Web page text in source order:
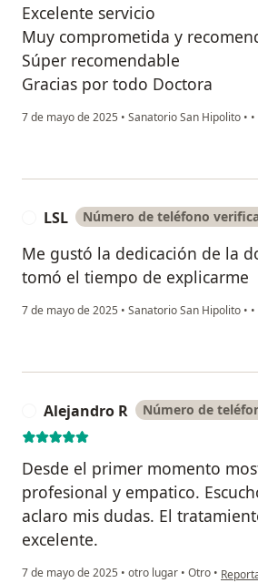
Excelente servicio
Muy comprometida y
Súper recomendable
Gracias por todo Doctora
7 de mayo de 2025 • Sanatorio San Hipolito • •
LSL Número de teléfono
Me gustó la dedicación de la
tomó el tiempo de explicarme
7 de mayo de 2025 • Sanatorio San Hipolito • •
Alejandro R Número de
Desde el primer momento
profesional y empatico.
aclaro mis dudas. El
excelente.
7 de mayo de 2025 • otro lugar • Otro • en